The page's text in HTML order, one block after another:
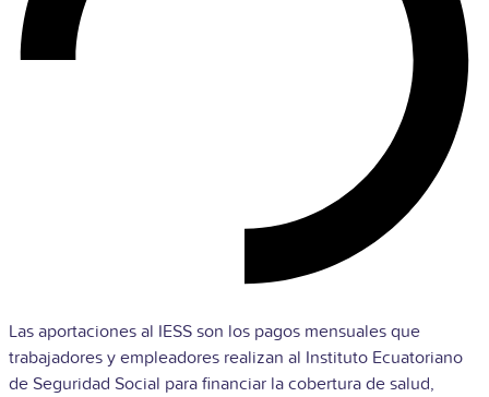
Las aportaciones al IESS son los pagos mensuales que
trabajadores y empleadores realizan al Instituto Ecuatoriano
de Seguridad Social para financiar la cobertura de salud,